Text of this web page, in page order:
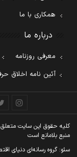
همکاری با ما
درباره ما
معرفی روزنامه
آئین نامه اخلاق
کليه حقوق اين سايت متعلق
منبع بلامانع است
سئو: گروه رسانه‌ای دنیای